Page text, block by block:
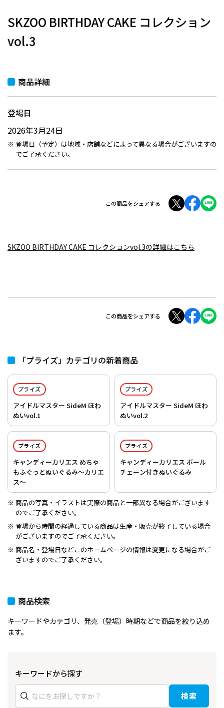
SKZOO BIRTHDAY CAKE コレクション
vol.3
商品詳細
登場日
2026年3月24日
登場日（予定）は地域・店舗などによって異なる場合がございますの
でご了承ください。
この商品をシェアする
SKZOO BIRTHDAY CAKE コレクションvol.3の詳細はこちら
この商品をシェアする
「プライズ」カテゴリの新着商品
プライズ
アイドルマスター SideM ほわ
ぬいvol.1
プライズ
アイドルマスター SideM ほわ
ぬいvol.2
プライズ
キャンディーカリエス めちゃ
もふぐっとぬいぐるみ～カリエ
ス～
プライズ
キャンディーカリエス ボール
チェーン付きぬいぐるみ
商品の写真・イラストは実際の商品と一部異なる場合がございます
のでご了承ください。
登場から時間の経過している商品は生産・販売が終了している場合
がございますのでご了承ください。
商品名・登場日などこのホームページの情報は変更になる場合がご
ざいますのでご了承ください。
商品検索
キーワードやカテゴリ、発売（登場）時期などで商品を絞り込め
ます。
キーワードから探す
検索